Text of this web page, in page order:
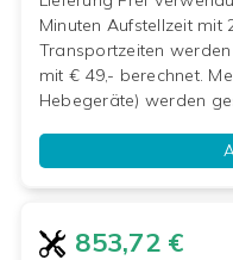
Minuten Aufstellzeit mit
Transportzeiten
mit € 49,- berechnet.
Hebegeräte) werden
853,72 €